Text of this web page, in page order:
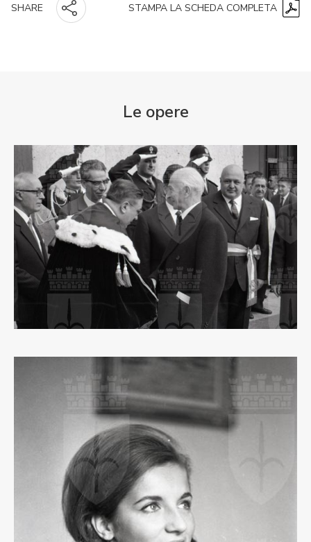
SHARE STAMPA LA SCHEDA COMPLETA
Le opere